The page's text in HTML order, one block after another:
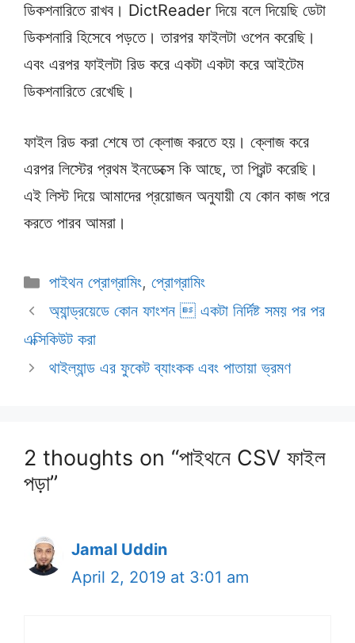
ডিকশনারিতে রাখব। DictReader দিয়ে বলে দিয়েছি ডেটা
ডিকশনারি হিসেবে পড়তে। তারপর ফাইলটা ওপেন করেছি।
এবং এরপর ফাইলটা রিড করে একটা একটা করে আইটেম
ডিকশনারিতে রেখেছি।
ফাইল রিড করা শেষে তা ক্লোজ করতে হয়। ক্লোজ করে
এরপর লিস্টের প্রথম ইনডেক্সে কি আছে, তা প্রিন্ট করেছি।
এই লিস্ট দিয়ে আমাদের প্রয়োজন অনুযায়ী যে কোন কাজ পরে
করতে পারব আমরা।
Categories
পাইথন প্রোগ্রামিং, প্রোগ্রামিং
অ্যান্ড্রয়েডে কোন ফাংশন  একটা নির্দিষ্ট সময় পর পর
এক্সিকিউট করা
থাইল্যান্ড এর ফুকেট ব্যাংকক এবং পাতায়া ভ্রমণ
2 thoughts on “পাইথনে CSV ফাইল
পড়া”
Jamal Uddin
April 2, 2019 at 3:01 am